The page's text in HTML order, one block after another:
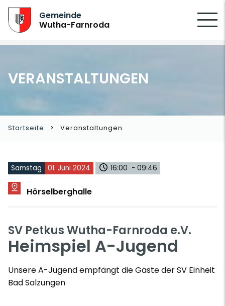
Gemeinde
Wutha-Farnroda
VERANSTALTUNGEN
Startseite Veranstaltungen
Samstag 01. Juni 2024 16:00 - 09:46
Hörselberghalle
SV Petkus Wutha-Farnroda e.V.
Heimspiel A-Jugend
Unsere A-Jugend empfängt die Gäste der SV Einheit
Bad Salzungen